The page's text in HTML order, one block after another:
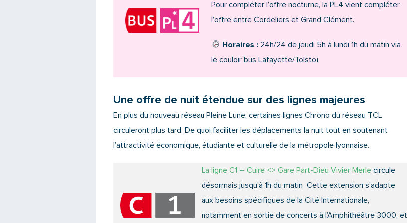
Pour compléter l’offre nocturne, la PL4 vient compléter
l’offre entre Cordeliers et Grand Clément.
Horaires : 24h/24 de jeudi 5h à lundi 1h du matin via
le couloir bus Lafayette/Tolstoï.
Une offre de nuit étendue sur des lignes majeures
En plus du nouveau réseau Pleine Lune, certaines lignes Chrono du réseau TCL
circuleront plus tard. De quoi faciliter les déplacements la nuit tout en soutenant
l’attractivité économique, étudiante et culturelle de la métropole lyonnaise.
La ligne C1 – Cuire <> Gare Part-Dieu Vivier Merle circule
désormais jusqu’à 1h du matin Cette extension s’adapte
aux besoins spécifiques de la Cité Internationale,
notamment en sortie de concerts à l’Amphithéâtre 3000, et